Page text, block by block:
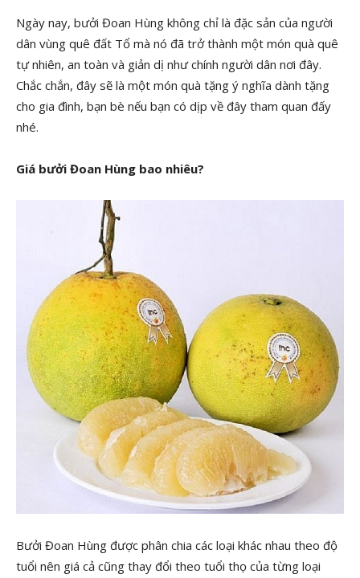
Ngày nay, bưởi Đoan Hùng không chỉ là đặc sản của người
dân vùng quê đất Tổ mà nó đã trở thành một món quà quê
tự nhiên, an toàn và giản dị như chính người dân nơi đây.
Chắc chắn, đây sẽ là một món quà tặng ý nghĩa dành tặng
cho gia đình, bạn bè nếu bạn có dịp về đây tham quan đấy
nhé.
Giá bưởi Đoan Hùng bao nhiêu?
Bưởi Đoan Hùng được phân chia các loại khác nhau theo độ
tuổi nên giá cả cũng thay đổi theo tuổi thọ của từng loại